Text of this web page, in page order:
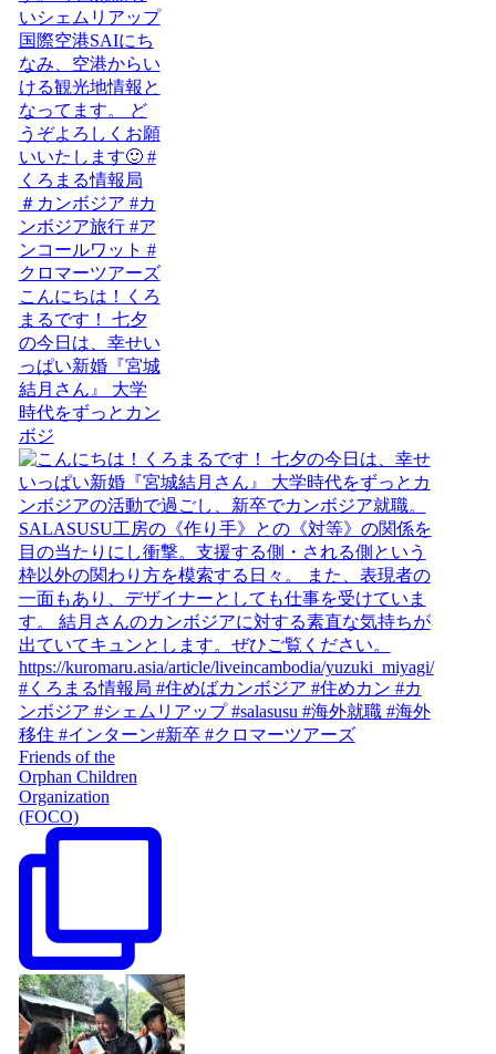
こんにちは！くろ
まるです！ 七夕
の今日は、幸せい
っぱい新婚『宮城
結月さん』 大学
時代をずっとカン
ボジ
Friends of the
Orphan Children
Organization
(FOCO)